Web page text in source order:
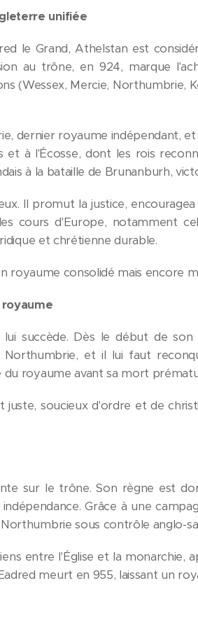
unifiée
le Grand, Athelstan est
au trône, en 924, marque
(Wessex, Mercie, Northumbrie,
dernier royaume indépendant,
et à l'Écosse, dont les rois
à la bataille de Brunanburh,
Il promut la justice,
cours d'Europe, notamment
et chrétienne durable.
royaume consolidé mais encore
succède. Dès le début de
Northumbrie, et il lui faut
royaume avant sa mort
soucieux d'ordre et de
sur le trône. Son règne est
Grâce à une
sous contrôle anglo-
entre l'Église et la monarchie,
meurt en 955, laissant un